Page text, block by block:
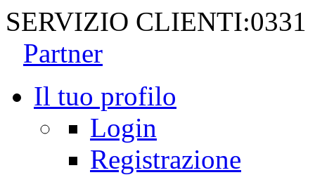
SERVIZIO CLIENTI:0331
Partner
Il tuo profilo
Login
Registrazione